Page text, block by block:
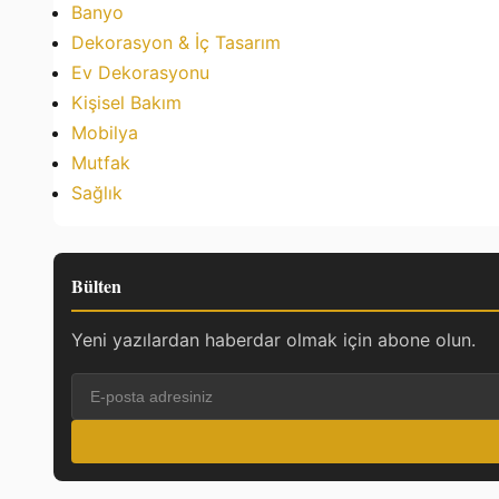
Banyo
Dekorasyon & İç Tasarım
Ev Dekorasyonu
Kişisel Bakım
Mobilya
Mutfak
Sağlık
Bülten
Yeni yazılardan haberdar olmak için abone olun.